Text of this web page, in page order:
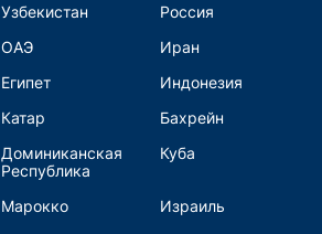
Узбекистан
Россия
ОАЭ
Иран
Египет
Индонезия
Катар
Бахрейн
Доминиканская
Республика
Куба
Марокко Израиль